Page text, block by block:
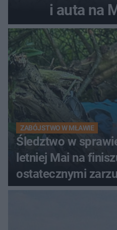
i auta na
ZABÓJSTWO W MŁAWIE
Śledztwo w
letniej Mai na
ostatecznymi